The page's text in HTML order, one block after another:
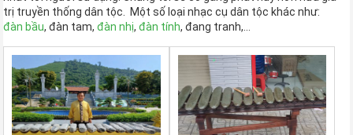
trị truyền thống dân tộc. Một số loại nhạc cụ dân tộc khác như:
đàn bầu, đàn tam,đàn nhị,đàn tính, đang tranh,…